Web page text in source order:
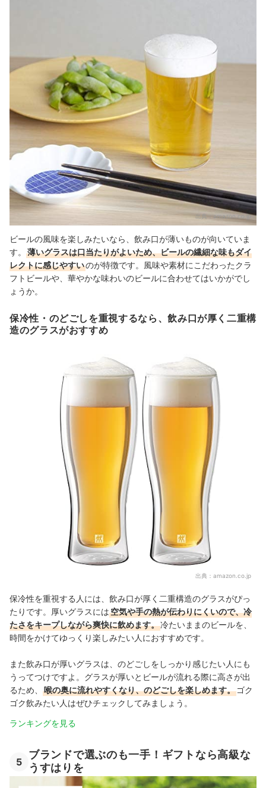
出典：amazon.co.jp
ビールの風味を楽しみたいなら、飲み口が薄いものが向いていま
す。
薄いグラスは口当たりがよいため、ビールの繊細な味もダイ
レクトに感じやすいのが特徴です。風味や素材にこだわったクラ
フトビールや、華やかな味わいのビールに合わせてはいかがでし
ょうか。
保冷性・のどごしを重視するなら、飲み口が厚く二重構
造のグラスがおすすめ
出典： amazon.co.jp
保冷性を重視する人には、飲み口が厚く二重構造のグラスがぴっ
たりです。厚いグラスには空気や手の熱が伝わりにくいので、冷
たさをキープしながら爽快に飲めます。冷たいままのビールを、
時間をかけてゆっくり楽しみたい人におすすめです。
また飲み口が厚いグラスは、のどごしをしっかり感じたい人にも
うってつけですよ。グラスが厚いとビールが流れる際に高さが出
るため、
喉の奥に流れやすくなり、のどごしを楽しめます。 ゴク
ゴク飲みたい人はぜひチェックしてみましょう。
ランキングを見る
5
ブランドで選ぶのも一手！ギフトなら高級な
うすはりを